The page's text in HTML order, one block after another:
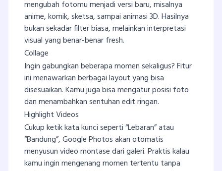
mengubah fotomu menjadi versi baru, misalnya
anime, komik, sketsa, sampai animasi 3D. Hasilnya
bukan sekadar filter biasa, melainkan interpretasi
visual yang benar-benar fresh.
Collage
Ingin gabungkan beberapa momen sekaligus? Fitur
ini menawarkan berbagai layout yang bisa
disesuaikan. Kamu juga bisa mengatur posisi foto
dan menambahkan sentuhan edit ringan.
Highlight Videos
Cukup ketik kata kunci seperti “Lebaran” atau
“Bandung”, Google Photos akan otomatis
menyusun video montase dari galeri. Praktis kalau
kamu ingin mengenang momen tertentu tanpa